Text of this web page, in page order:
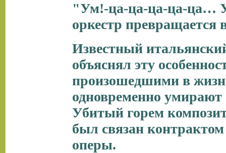
"Ум!-ца-ца-ца-ца-ца…
оркестр превращается
Известный
объяснял эту
произошедшими в
одновременно умирают
Убитый горем
был связан
оперы.